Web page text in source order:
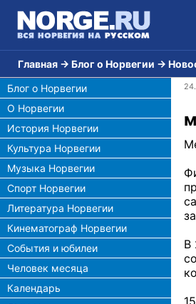
Главная → Блог о Норвегии →
Блог о Норвегии
О Норвегии
История Норвегии
Культура Норвегии
Музыка Норвегии
Спорт Норвегии
Литература Норвегии
Кинематограф Норвегии
События и юбилеи
Человек месяца
Календарь
В